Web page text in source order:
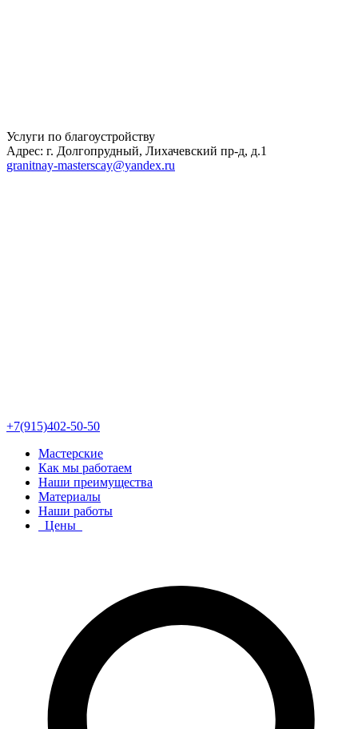
Услуги по благоустройству
Адрес: г. Долгопрудный, Лихачевский пр-д, д.1
granitnay-masterscay@yandex.ru
+7(915)402-50-50
Мастерские
Как мы работаем
Наши преимущества
Материалы
Наши работы
Цены